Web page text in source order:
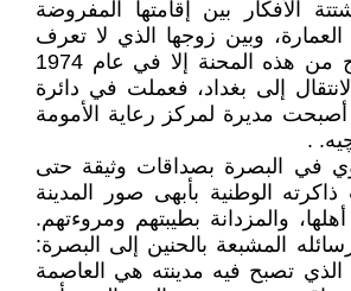
الأفكار بين إقامتها المفروضة
العمارة، وبين زوجها الذي لا تعرف
عنه شيئاً. ولم تخرج من هذه المحنة إلا في عام 1974
إلى بغداد، فعملت في دائرة
مديرة لمركز رعاية الأمومة
.
في البصرة بصداقات وثيقة حتى
الوطنية بأبهى صور المدينة
والمزدانة بطيبتهم ومروءتهم.
المشبعة بالحنين إلى البصرة:
الذي تصبح فيه مدينته هي العاصمة